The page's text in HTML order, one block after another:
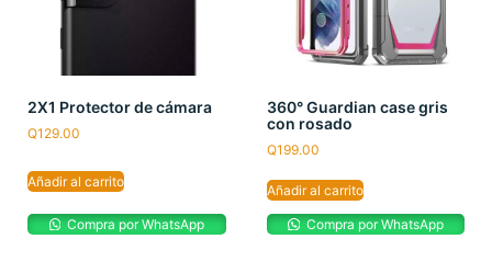
2X1 Protector de cámara
Q129.00
Añadir al carrito
Compra por WhatsApp
360° Guardian case gris
con rosado
Q199.00
Añadir al carrito
Compra por WhatsApp